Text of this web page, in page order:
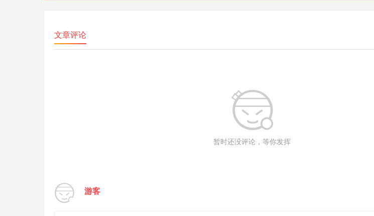
文章评论
暂时还没评论，等你发挥
游客